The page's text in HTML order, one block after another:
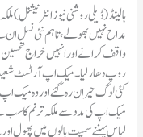
ہالینڈ(ڈیلی روشنی نیوز انٹرنیشنل
مداح نہیں بھولے ،تاہم نئی نسل ان
واقف کرانے اور انہیں خراج
روپ دھار لیا۔ میک اپ آرٹسٹ
کئی لوگ حیران رہ گئے اور وہ میک
میک اپ کی مدد سے ملکہ ترنم کا
لباس پہننے سمیت بالوں میں پھول